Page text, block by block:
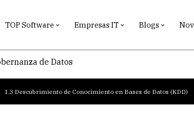
TOP Software Empresas IT Blogs
de Datos
1.3 Descubrimiento de Conocimiento en Bases de Datos (KDD)